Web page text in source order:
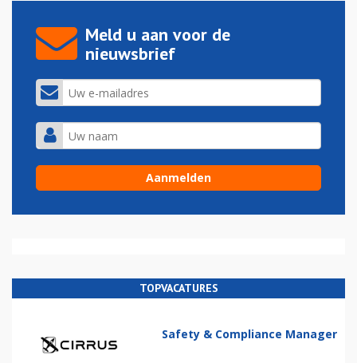
Meld u aan voor de
nieuwsbrief
TOPVACATURES
Safety & Compliance Manager